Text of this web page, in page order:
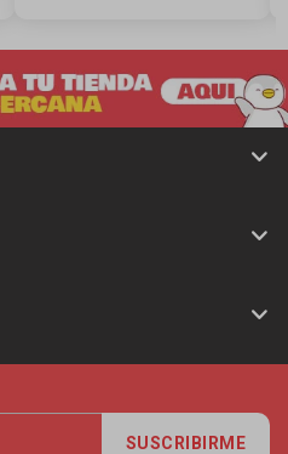
SUSCRIBIRME